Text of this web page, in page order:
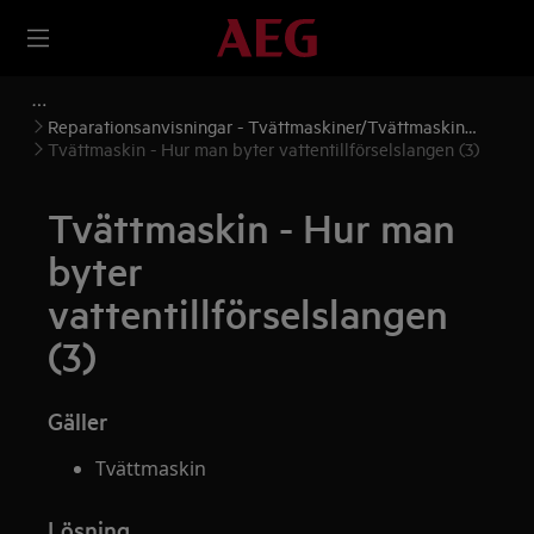
Reparationsanvisningar - Tvättmaskiner/Tvättmaskin
torktumlare
Tvättmaskin - Hur man byter vattentillförselslangen (3)
Tvättmaskin - Hur man
byter
vattentillförselslangen
(3)
Gäller
Tvättmaskin